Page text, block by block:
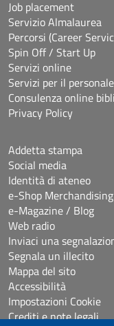
Job placement
Servizio Almalaurea
Percorsi (Career
Spin Off / Start Up
Servizi online
Servizi per il personale
Consulenza online
Privacy Policy
Addetta stampa
Social media
Identità di ateneo
e-Shop Merchandising
e-Magazine / Blog
Web radio
Inviaci una
Segnala un illecito
Mappa del sito
Accessibilità
Impostazioni Cookie
Crediti e note legali